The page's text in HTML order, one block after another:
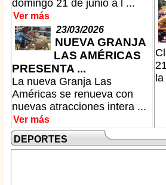
domingo 21 de junio a l ...
Ver más
23/03/2026
NUEVA GRANJA
LAS AMÉRICAS
PRESENTA ...
La nueva Granja Las
Américas se renueva con
nuevas atracciones intera ...
Ver más
DEPORTES